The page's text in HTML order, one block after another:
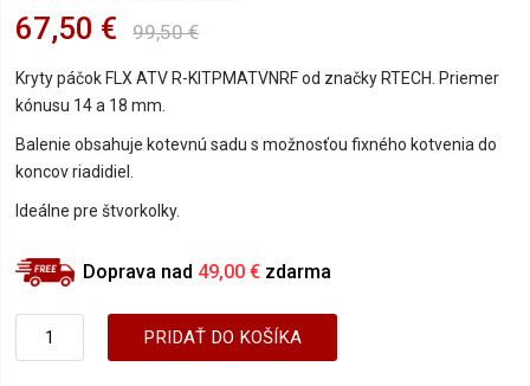
67,50 € 99,50 €
Kryty páčok FLX ATV R-KITPMATVNRF od značky RTECH. Priemer
kónusu 14 a 18 mm.
Balenie obsahuje kotevnú sadu s možnosťou fixného kotvenia do
koncov riadidiel.
Ideálne pre štvorkolky.
Doprava nad 49,00 € zdarma
PRIDAŤ DO KOŠÍKA